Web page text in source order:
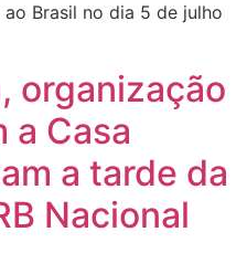
Brasil no dia 5 de julho
organização
a Casa
a tarde da
Nacional